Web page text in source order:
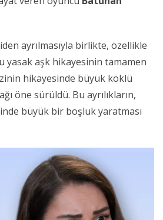
ayrılmasıyla birlikte, özellikle
yasak aşk hikayesinin tamamen
hikayesinde büyük köklü
öne sürüldü. Bu ayrılıkların,
büyük bir boşluk yaratması